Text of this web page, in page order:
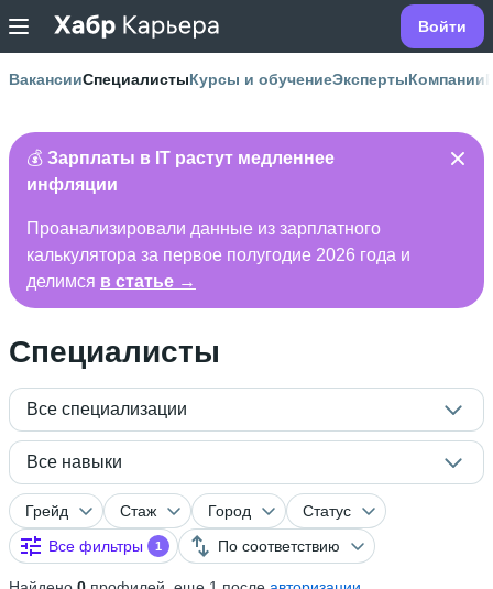
Войти
ВакансииСпециалистыКурсы и обучениеЭкспертыКомпании
💰 Зарплаты в IT растут медленнее
инфляции
Проанализировали данные из зарплатного
калькулятора за первое полугодие 2026 года и
делимся в статье →
Специалисты
Все специализации
Все навыки
Грейд Стаж Город
Статус
Все фильтры
1 По соответствию